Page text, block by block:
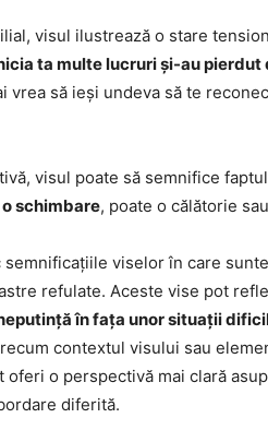
visul ilustrează o stare
ta multe lucruri și-au
vrea să ieși undeva să te
visul poate să semnifice
schimbare, poate o călătorie
semnificațiile viselor în care
refulate. Aceste vise pot
în fața unor situații
contextul visului sau
oferi o perspectivă mai clară
diferită.